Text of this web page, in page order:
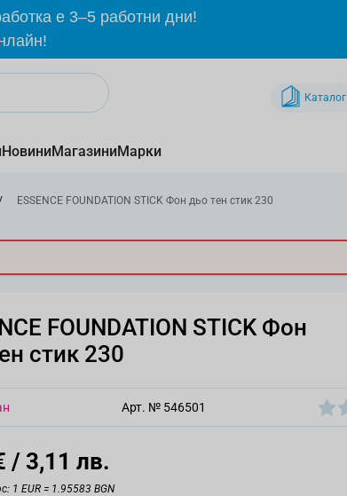
е 3–5 работни дни!
Каталог
НовиниМагазиниМарки
ESSENCE FOUNDATION STICK Фон дьо тен стик 230
FOUNDATION STICK Фон
стик 230
Арт. № 546501
/ 3,11 лв.
1 EUR = 1.95583 BGN